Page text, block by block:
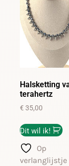
Halsketting
terahertz
€ 35,00
Dit wil ik!
Op
verlanglijstje